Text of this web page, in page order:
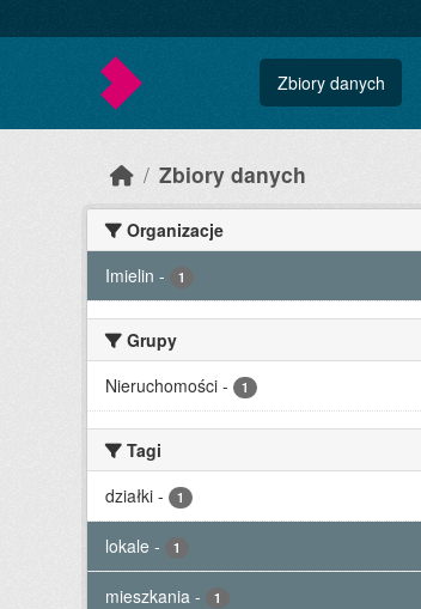
Zbiory danych
Zbiory danych
Organizacje
Imielin - 1
Grupy
Nieruchomości - 1
Tagi
działki - 1
lokale - 1
mieszkania - 1